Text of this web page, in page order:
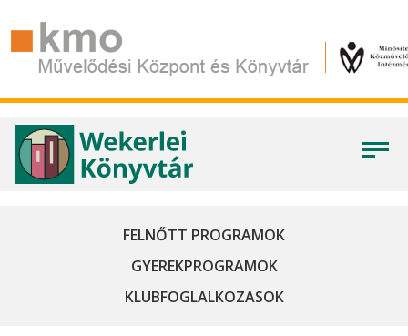
FELNŐTT PROGRAMOK
GYEREKPROGRAMOK
KLUBFOGLALKOZASOK